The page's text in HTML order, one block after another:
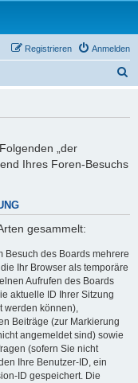
Anmelden
Registrieren
„der
Ihres Foren-Besuchs
gesammelt:
Besuch des Boards mehrere
Ihr Browser als temporäre
Aufrufen des Boards
aktuelle ID Ihrer Sitzung
werden können),
Beiträge (zur Markierung
angemeldet sind) sowie
(sofern Sie nicht
Ihre Benutzer-ID, ein
ID gespeichert. Die